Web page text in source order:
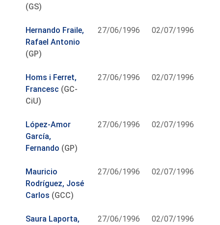
(GS)
Hernando Fraile,
Rafael Antonio
(GP)
27/06/1996 02/07/1996
Homs i Ferret,
Francesc (GC-
CiU)
27/06/1996 02/07/1996
López-Amor
García,
Fernando (GP)
27/06/1996 02/07/1996
Mauricio
Rodríguez, José
Carlos (GCC)
27/06/1996 02/07/1996
Saura Laporta,
27/06/1996 02/07/1996